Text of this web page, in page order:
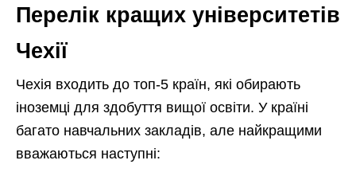
Перелік кращих університетів
Чехії
Чехія входить до топ-5 країн, які обирають
іноземці для здобуття вищої освіти. У країні
багато навчальних закладів, але найкращими
вважаються наступні: